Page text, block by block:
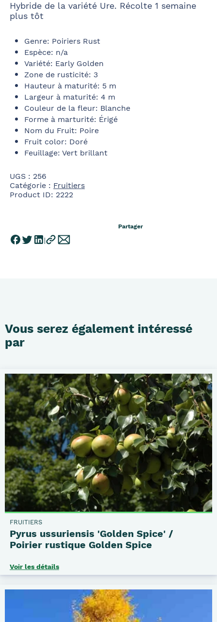
Hybride de la variété Ure. Récolte 1 semaine
plus tôt
Genre: Poiriers Rust
Espèce: n/a
Variété: Early Golden
Zone de rusticité: 3
Hauteur à maturité: 5 m
Largeur à maturité:4 m
Couleur de la fleur: Blanche
Forme à marturité: Érigé
Nom du Fruit: Poire
Fruit color: Doré
Feuillage:Vert brillant
UGS : 256
Catégorie : Fruitiers
Product ID: 2222
Partager
Vous serez également intéressé
par
FRUITIERS
Pyrus ussuriensis 'Golden Spice' /
Poirier rustique Golden Spice
Voir les détails